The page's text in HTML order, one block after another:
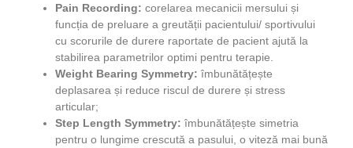
Pain Recording: corelarea mecanicii mersului și
funcția de preluare a greutății pacientului/ sportivului
cu scorurile de durere raportate de pacient ajută la
stabilirea parametrilor optimi pentru terapie.
Weight Bearing Symmetry: îmbunătățește
deplasarea și reduce riscul de durere și stress
articular;
Step Length Symmetry: îmbunătățește simetria
pentru o lungime crescută a pasului, o viteză mai bună